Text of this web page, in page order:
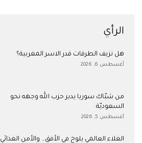
الرأي
هل نزيف الطرقات قدر الاسر المغربية؟
أغسطس 6, 2026
من شبّاك سوريا يدير حزب الله وجهه نحو
السعوديّة
أغسطس 5, 2026
الغلاء العالمي يلوح في الأفق… والأمن الغذائي